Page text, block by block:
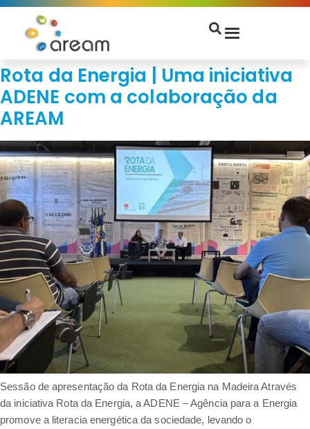
Rota da Energia | Uma iniciativa
ADENE com a colaboração da
AREAM
Sessão de apresentação da Rota da Energia na Madeira Através
da iniciativa Rota da Energia, a ADENE – Agência para a Energia
promove a literacia energética da sociedade, levando o